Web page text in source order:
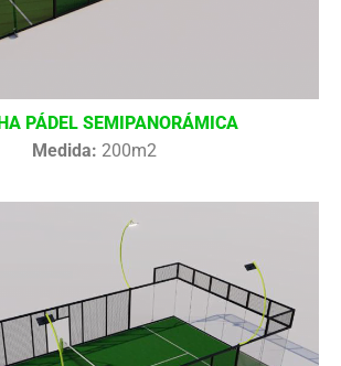
PÁDEL SEMIPANORÁMICA
Medida: 200m2